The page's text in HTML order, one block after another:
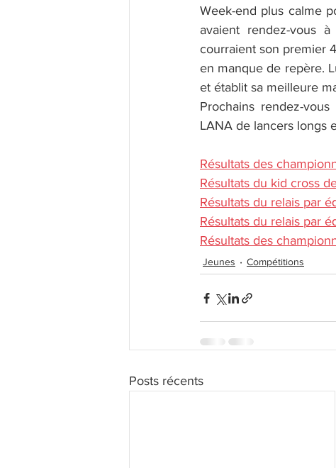
Week-end plus calme
avaient rendez-vous
courraient son premier
en manque de repère.
et établit sa meilleure
Prochains rendez-
LANA de lancers longs
Résultats des
Résultats du kid cross
Résultats du relais par
Résultats du relais par
Résultats des
Jeunes Compétitions
Posts récents